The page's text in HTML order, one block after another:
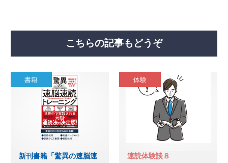
こちらの記事もどうぞ
書籍
新刊書籍「驚異の速脳速
体験
速読体験談８